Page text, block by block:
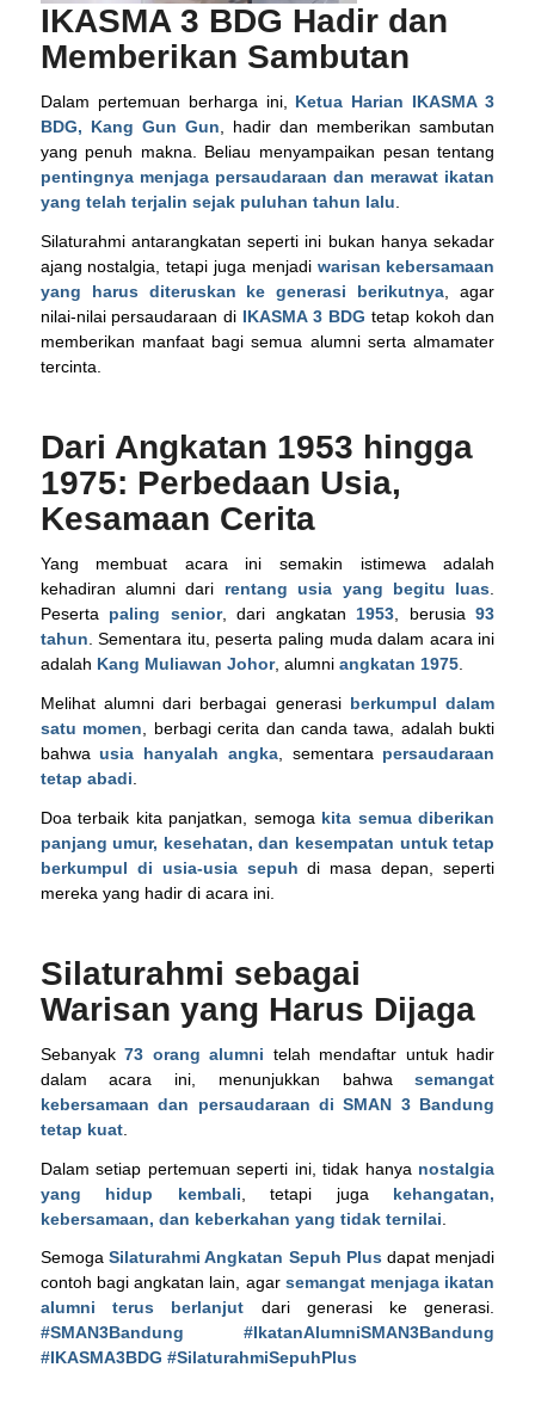
IKASMA 3 BDG Hadir dan
Memberikan Sambutan
Dalam pertemuan berharga ini, Ketua Harian IKASMA 3
BDG, Kang Gun Gun, hadir dan memberikan sambutan
yang penuh makna. Beliau menyampaikan pesan tentang
pentingnya menjaga persaudaraan dan merawat ikatan
yang telah terjalin sejak puluhan tahun lalu.
Silaturahmi antarangkatan seperti ini bukan hanya sekadar
ajang nostalgia, tetapi juga menjadi warisan kebersamaan
yang harus diteruskan ke generasi berikutnya , agar
nilai-nilai persaudaraan di IKASMA 3 BDG tetap kokoh dan
memberikan manfaat bagi semua alumni serta almamater
tercinta.
Dari Angkatan 1953 hingga
1975: Perbedaan Usia,
Kesamaan Cerita
Yang membuat acara ini semakin istimewa adalah
kehadiran alumni dari rentang usia yang begitu luas
Peserta paling senior, dari angkatan 1953 , berusia93
tahun . Sementara itu, peserta paling muda dalam acara ini
adalah Kang Muliawan Johor, alumni angkatan 1975.
Melihat alumni dari berbagai generasi berkumpul dalam
satu momen , berbagi cerita dan canda tawa, adalah bukti
bahwausia hanyalah angka, sementara persaudaraan
tetap abadi
Doa terbaik kita panjatkan, semoga kita semua diberikan
panjang umur, kesehatan, dan kesempatan untuk tetap
berkumpul di usia-usia sepuh di masa depan, seperti
mereka yang hadir di acara ini.
Silaturahmi sebagai
Warisan yang Harus Dijaga
Sebanyak73 orang alumni telah mendaftar untuk hadir
dalam acara ini, menunjukkan bahwasemangat
kebersamaan dan persaudaraan di SMAN 3 Bandung
tetap kuat.
Dalam setiap pertemuan seperti ini, tidak hanya nostalgia
yang hidup kembali , tetapi juga kehangatan,
kebersamaan, dan keberkahan yang tidak ternilai
Semoga Silaturahmi Angkatan Sepuh Plus dapat menjadi
contoh bagi angkatan lain, agar semangat menjaga ikatan
alumni terus berlanjut dari generasi ke generasi.
#SMAN3Bandung #IkatanAlumniSMAN3Bandung
#IKASMA3BDG #SilaturahmiSepuhPlus